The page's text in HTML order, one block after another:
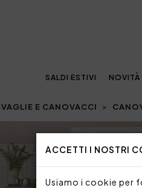
ACCETTI I NOSTRI
Usiamo i cookie per
SALDI ESTIVI NOVITÀ
E CANOVACCI